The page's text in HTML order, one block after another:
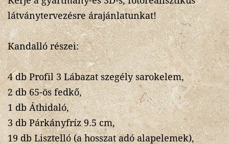
látványtervezésre árajánlatunkat!
Kandalló részei:
4 db Profil 3 Lábazat szegély sarokelem,
2 db 65-ös fedkő,
1 db Áthidaló,
3 db Párkányfríz 9.5 cm,
19 db Lisztelló (a hosszat adó alapelemek),